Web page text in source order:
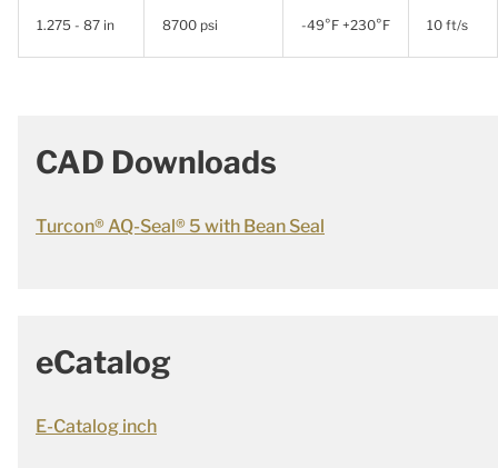
1.275 - 87 in 8700 psi -49°F +230°F 10 ft/s
CAD Downloads
Turcon® AQ-Seal® 5 with Bean Seal
eCatalog
E-Catalog inch